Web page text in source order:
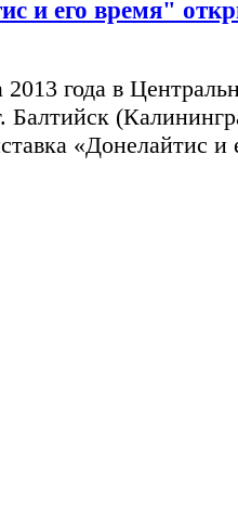
и его время"
2013 года в
Балтийск
«Донелайтис и